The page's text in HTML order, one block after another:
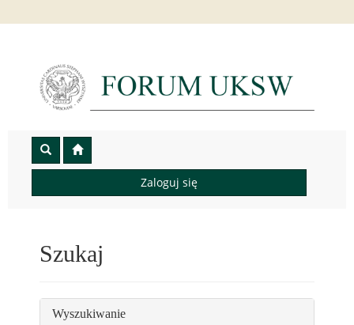
Zaloguj się
Szukaj
Wyszukiwanie